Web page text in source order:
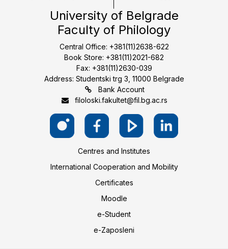
University of Belgrade
Faculty of Philology
Central Office: +381(11)2638-622
Book Store: +381(11)2021-682
Fax: +381(11)2630-039
Address: Studentski trg 3, 11000 Belgrade
Bank Account
filoloski.fakultet@fil.bg.ac.rs
Centres and Institutes
International Cooperation and Mobility
Certificates
Moodle
e-Student
e-Zaposleni